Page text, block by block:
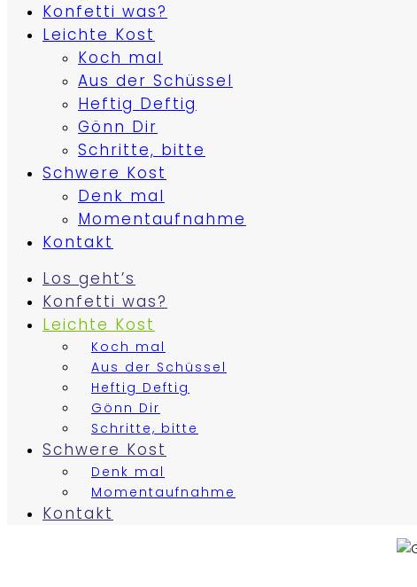
Konfetti was?
Leichte Kost
Koch mal
Aus der Schüssel
Heftig Deftig
Gönn Dir
Schritte, bitte
Schwere Kost
Denk mal
Momentaufnahme
Kontakt
Los geht’s
Konfetti was?
Leichte Kost
Koch mal
Aus der Schüssel
Heftig Deftig
Gönn Dir
Schritte, bitte
Schwere Kost
Denk mal
Momentaufnahme
Kontakt